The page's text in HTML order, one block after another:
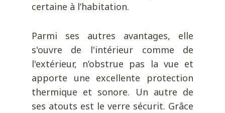
certaine à l’habitation.
Parmi ses autres avantages, elle
s'ouvre de l'intérieur comme de
l'extérieur, n’obstrue pas la vue et
apporte une excellente protection
thermique et sonore. Un autre de
ses atouts est le verre sécurit. Grâce